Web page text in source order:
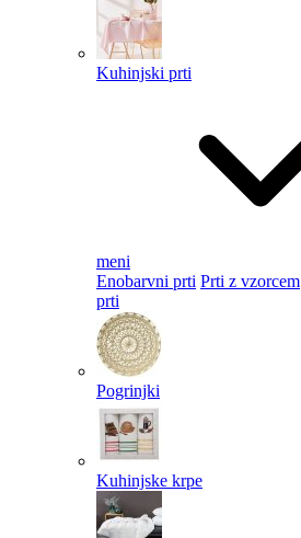
Kuhinjski prti
meni
Enobarvni prti Prti z vzorcem
prti​
Pogrinjki
Kuhinjske krpe